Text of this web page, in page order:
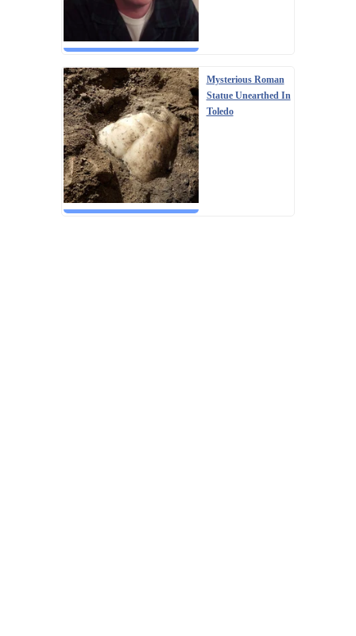
Mysterious Roman
Statue Unearthed In
Toledo